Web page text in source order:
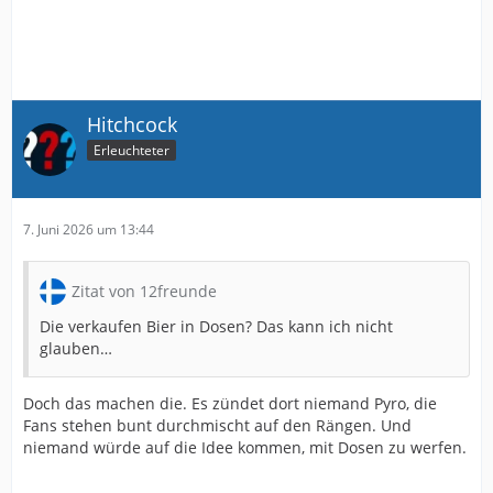
$7,50 — heute sind es $14,25 je nach Stadium. Hot Dogs
sind von $5,00 auf $9,50 gestiegen.
Dosenbier und $22,50 für ein Premium-Fassbier — im
Schnitt rund $19,50.
🧠 Warum so teuer?
— einmal drin, hast du keine Alternativen. Hohe
Fixkosten für Venue, Personal und Logistik werden über
Konzessionen querfinanziert.
Hitchcock
Erleuchteter
7. Juni 2026 um 13:44
Zitat von 12freunde
Die verkaufen Bier in Dosen? Das kann ich nicht
glauben…
Doch das machen die. Es zündet dort niemand Pyro, die
Fans stehen bunt durchmischt auf den Rängen. Und
niemand würde auf die Idee kommen, mit Dosen zu werfen.